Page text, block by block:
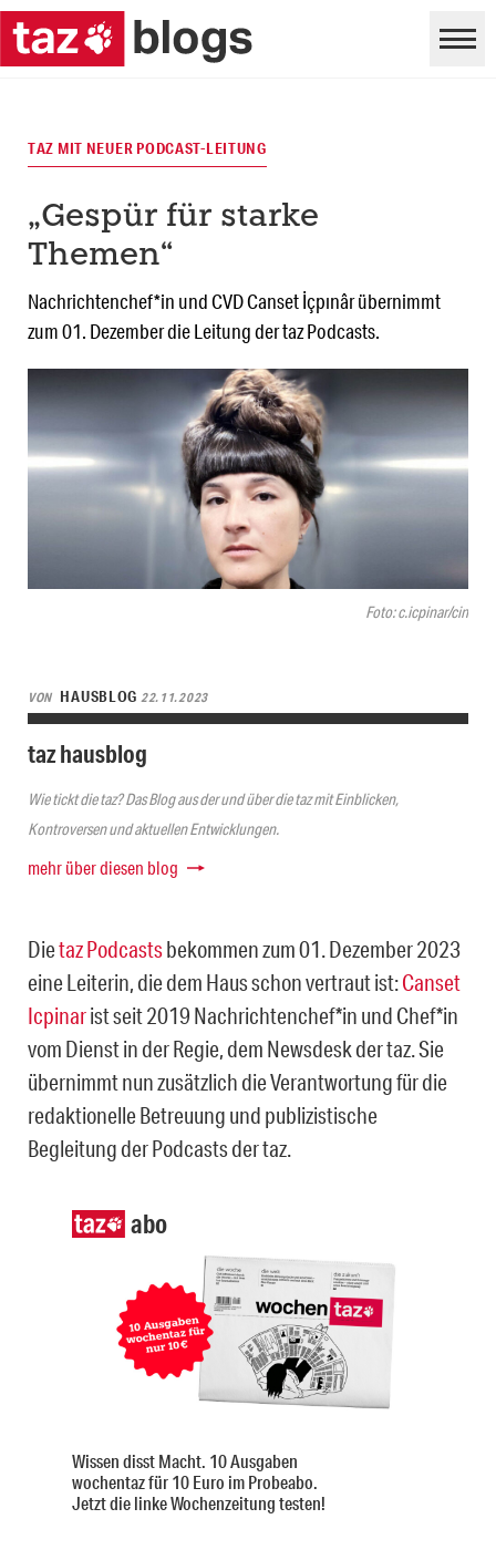
Foto: c.icpinar/cin
TAZ MIT NEUER PODCAST-LEITUNG
„Gespür für starke
Themen“
Nachrichtenchef*in und CVD Canset İçpınâr übernimmt
zum 01. Dezember die Leitung der taz Podcasts.
VON HAUSBLOG 22.11.2023
taz hausblog
Wie tickt die taz? Das Blog aus der und über die taz mit Einblicken,
Kontroversen und aktuellen Entwicklungen.
mehr über diesen blog
Dietaz Podcastsbekommen zum 01. Dezember 2023
eine Leiterin, die dem Haus schon vertraut ist:Canset
Icpinarist seit 2019 Nachrichtenchef*in und Chef*in
vom Dienst in der Regie, dem Newsdesk der taz. Sie
übernimmt nun zusätzlich die Verantwortung für die
redaktionelle Betreuung und publizistische
Begleitung der Podcasts der taz.
abo
Wissen disst Macht. 10 Ausgaben
wochentaz für 10 Euro im Probeabo.
Jetzt die linke Wochenzeitung testen!